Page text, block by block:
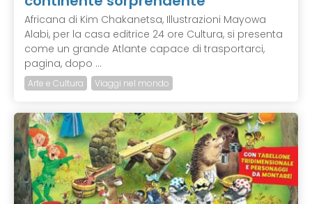
Africana di Kim Chakanetsa, Illustrazioni Mayowa
Alabi, per la casa editrice 24 ore Cultura, si presenta
come un grande Atlante capace di trasportarci,
pagina, dopo ...
Arte e Cultura Viaggi nel mondo